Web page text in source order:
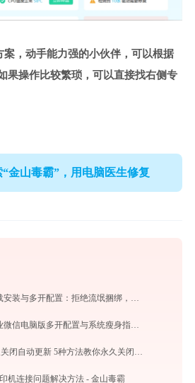
，动手能力强的小伙伴，可以根据
果操作比较繁琐，可以直接找右侧专
金山毒霸”，用电脑医生修复
企业微信电脑版下载安装与多开配置：拒绝流氓捆绑，拯救C盘深度瘦身指南
2026极速调优：企业微信电脑版多开配置与系统瘦身指南，拒绝流氓捆绑
Win10如何彻底永久关闭自动更新 5种方法教你永久关闭win10自动更新
印机连接问题解决方法 - 金山毒霸